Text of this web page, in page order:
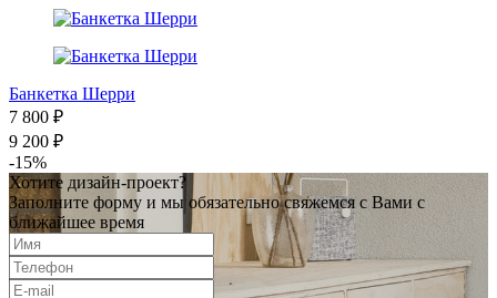
Банкетка Шерри
7 800 ₽
9 200 ₽
-15%
Хотите дизайн-проект?
Заполните форму и мы обязательно свяжемся с Вами с
ближайшее время